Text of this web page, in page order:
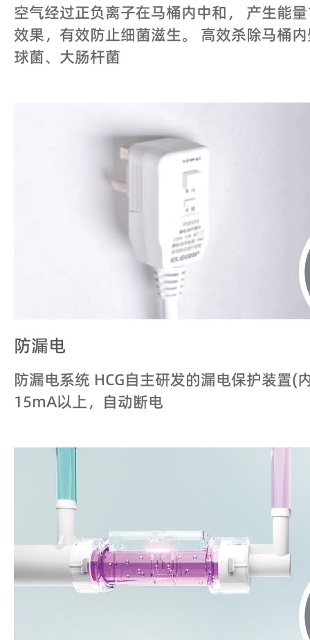
空气经过正负离子在马桶内中和， 产生能
效果，有效防止细菌滋生。 高效杀除马桶
球菌、大肠杆菌
防漏电
防漏电系统 HCG自主研发的漏电保护装置(
15mA以上，自动断电